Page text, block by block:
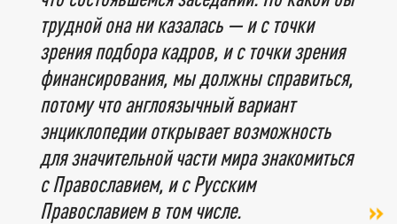
трудной она ни казалась — и с точки
зрения подбора кадров, и с точки зрения
финансирования, мы должны справиться,
потому что англоязычный вариант
энциклопедии открывает возможность
для значительной части мира знакомиться
с Православием, и с Русским
Православием в том числе.